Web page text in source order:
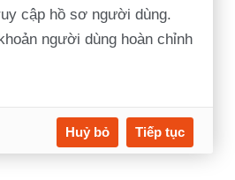
cập hồ sơ người dùng.
người dùng hoàn chỉnh
Huỷ bỏ Tiếp tục